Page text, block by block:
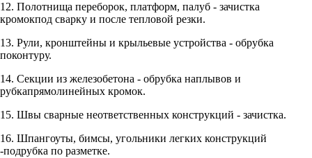
12. Полотнища переборок, платформ, палуб - зачистка
кромокпод сварку и после тепловой резки.
13. Рули, кронштейны и крыльевые устройства - обрубка
поконтуру.
14. Секции из железобетона - обрубка наплывов и
рубкапрямолинейных кромок.
15. Швы сварные неответственных конструкций - зачистка.
16. Шпангоуты, бимсы, угольники легких конструкций
-подрубка по разметке.